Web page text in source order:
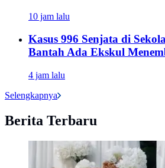
10 jam lalu
Kasus 996 Senjata di
Bantah Ada Ekskul
4 jam lalu
Selengkapnya
Berita Terbaru